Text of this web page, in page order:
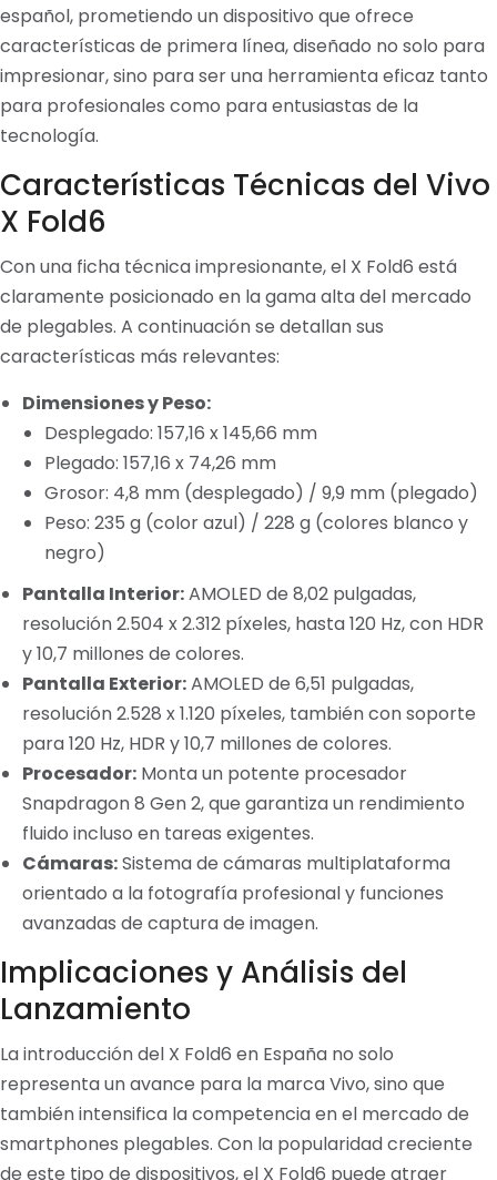
español, prometiendo un dispositivo que ofrece
características de primera línea, diseñado no solo para
impresionar, sino para ser una herramienta eficaz tanto
para profesionales como para entusiastas de la
tecnología.
Características Técnicas del Vivo
X Fold6
Con una ficha técnica impresionante, el X Fold6 está
claramente posicionado en la gama alta del mercado
de plegables. A continuación se detallan sus
características más relevantes:
Dimensiones y Peso:
Desplegado: 157,16 x 145,66 mm
Plegado: 157,16 x 74,26 mm
Grosor: 4,8 mm (desplegado) / 9,9 mm (plegado)
Peso: 235 g (color azul) / 228 g (colores blanco y
negro)
Pantalla Interior:AMOLED de 8,02 pulgadas,
resolución 2.504 x 2.312 píxeles, hasta 120 Hz, con HDR
y 10,7 millones de colores.
Pantalla Exterior:AMOLED de 6,51 pulgadas,
resolución 2.528 x 1.120 píxeles, también con soporte
para 120 Hz, HDR y 10,7 millones de colores.
Procesador: Monta un potente procesador
Snapdragon 8 Gen 2, que garantiza un rendimiento
fluido incluso en tareas exigentes.
Cámaras:Sistema de cámaras multiplataforma
orientado a la fotografía profesional y funciones
avanzadas de captura de imagen.
Implicaciones y Análisis del
Lanzamiento
La introducción del X Fold6 en España no solo
representa un avance para la marca Vivo, sino que
también intensifica la competencia en el mercado de
smartphones plegables. Con la popularidad creciente
de este tipo de dispositivos, el X Fold6 puede atraer